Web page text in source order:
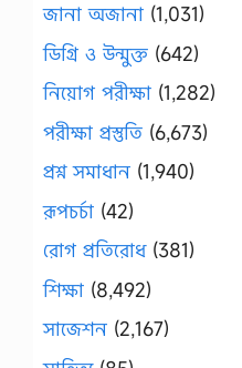
জানা অজানা (1,031)
ডিগ্রি ও উন্মুক্ত (642)
নিয়োগ পরীক্ষা (1,282)
পরীক্ষা প্রস্তুতি (6,673)
প্রশ্ন সমাধান (1,940)
রূপচর্চা (42)
রোগ প্রতিরোধ(381)
শিক্ষা (8,492)
সাজেশন (2,167)